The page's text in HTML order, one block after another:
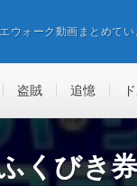
ウォーク動画まとめて
盗賊 追憶
くびき